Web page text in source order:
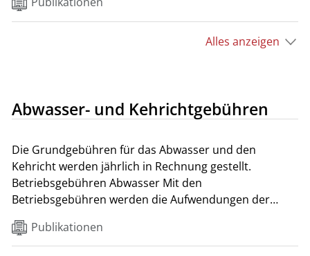
Alles anzeigen
Abwasser- und Kehrichtgebühren
Die Grundgebühren für das Abwasser und den
Kehricht werden jährlich in Rechnung gestellt.
Betriebsgebühren Abwasser Mit den
Betriebsgebühren werden die Aufwendungen der
Publikationen